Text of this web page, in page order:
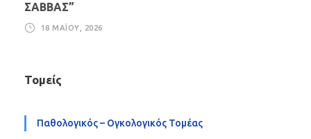
ΣΑΒΒΑΣ”
18 ΜΑΪ́ΟΥ, 2026
Τομείς
Παθολογικός – Ογκολογικός Τομέας